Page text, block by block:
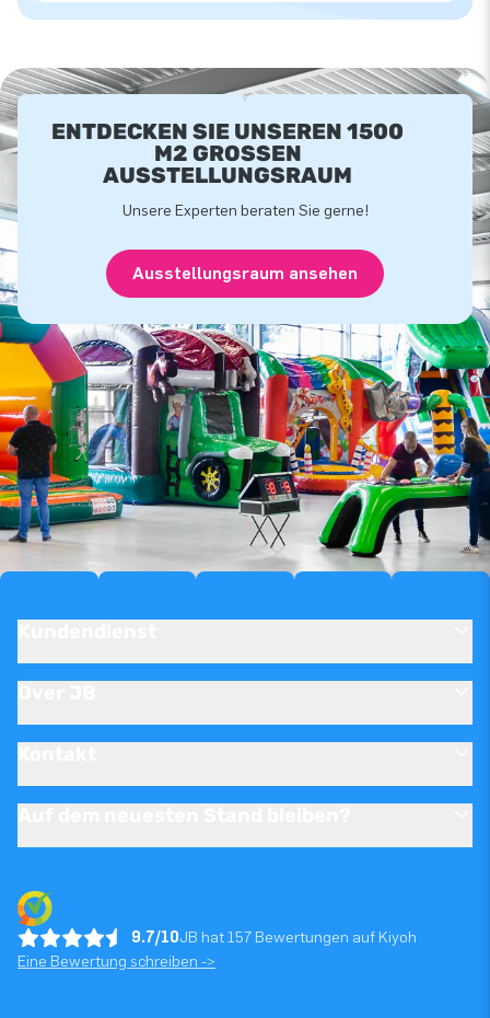
ENTDECKEN SIE UNSEREN 1500
M2 GROSSEN A
USSTELLUNGSRAUM
Unsere Experten beraten Sie gerne!
Ausstellungsraum ansehen
9.7/10JB hat 157 Bewertungen auf Kiyoh
Eine Bewertung schreiben ->